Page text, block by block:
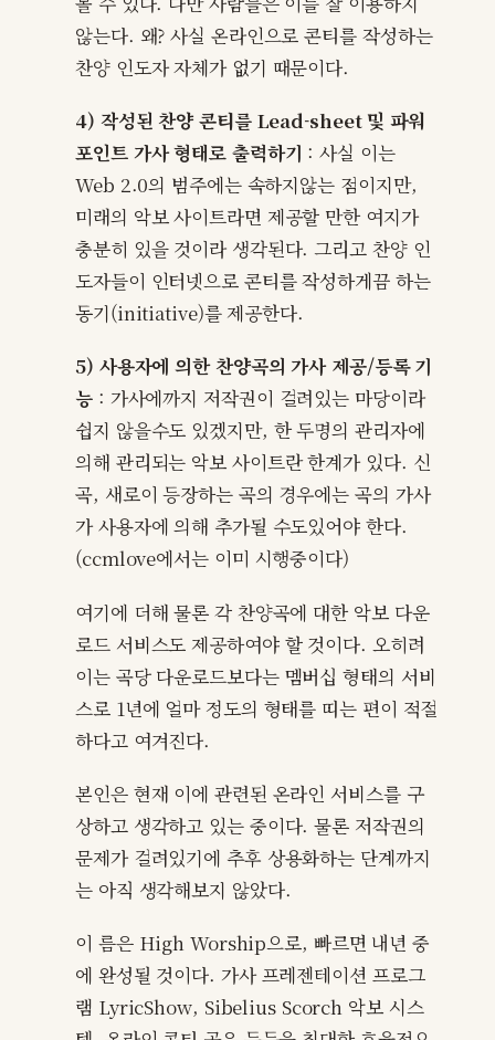
않는다. 왜? 사실 온라인으로 콘티를 작성하는
찬양 인도자 자체가 없기 때문이다.
4) 작성된 찬양 콘티를 Lead-sheet 및 파워
포인트 가사 형태로 출력하기 : 사실 이는
Web 2.0의 범주에는 속하지않는 점이지만,
미래의 악보 사이트라면 제공할 만한 여지가
충분히 있을 것이라 생각된다. 그리고 찬양 인
도자들이 인터넷으로 콘티를 작성하게끔 하는
동기(initiative)를 제공한다.
5) 사용자에 의한 찬양곡의 가사 제공/등록 기
능: 가사에까지 저작권이 걸려있는 마당이라
쉽지 않을수도 있겠지만, 한 두명의 관리자에
의해 관리되는 악보 사이트란 한계가 있다. 신
곡, 새로이 등장하는 곡의 경우에는 곡의 가사
가 사용자에 의해 추가될 수도있어야 한다.
(ccmlove에서는 이미 시행중이다)
여기에 더해 물론 각 찬양곡에 대한 악보 다운
로드 서비스도 제공하여야 할 것이다. 오히려
이는 곡당 다운로드보다는 멤버십 형태의 서비
스로 1년에 얼마 정도의 형태를 띠는 편이 적절
하다고 여겨진다.
본인은 현재 이에 관련된 온라인 서비스를 구
상하고 생각하고 있는 중이다. 물론 저작권의
문제가 걸려있기에 추후 상용화하는 단계까지
는 아직 생각해보지 않았다.
이 름은 High Worship으로, 빠르면 내년 중
에 완성될 것이다. 가사 프레젠테이션 프로그
램 LyricShow, Sibelius Scorch 악보 시스